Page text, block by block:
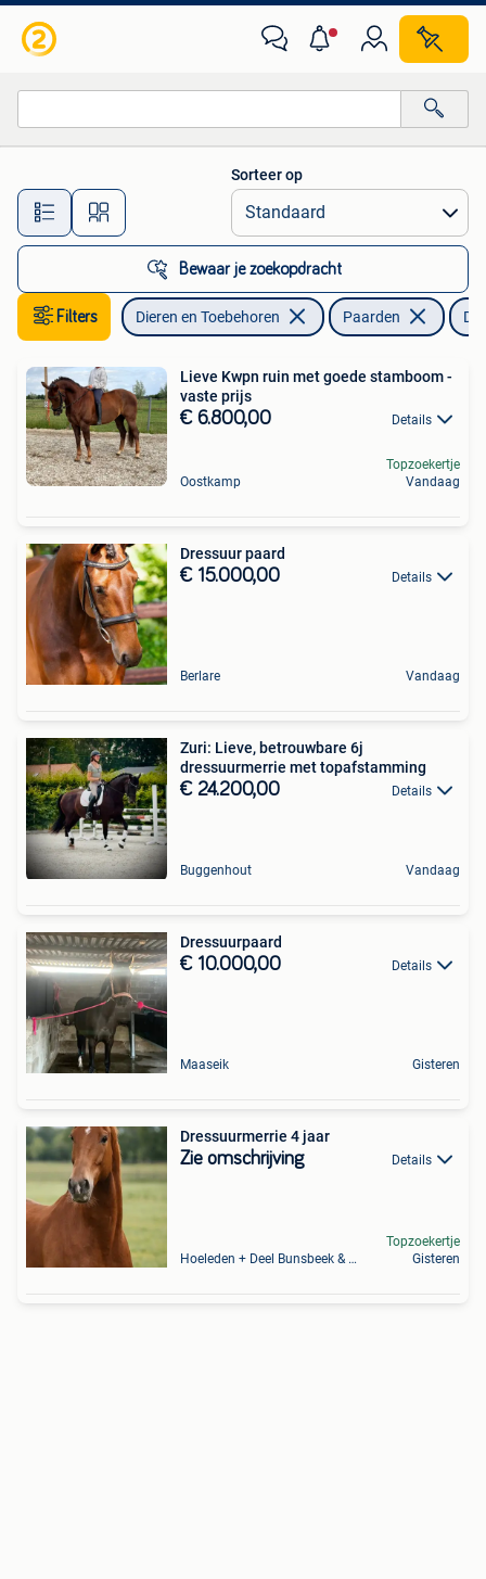
Alle afstanden…
Sorteer op
Bewaar je zoekopdracht
Filters Dieren en Toebehoren Paarden
Lieve Kwpn ruin met goede stamboom -
vaste prijs
€ 6.800,00 Details
Oostkamp
Topzoekertje
Vandaag
Dressuur paard
€ 15.000,00 Details
Berlare Vandaag
Zuri: Lieve, betrouwbare 6j
dressuurmerrie met topafstamming
€ 24.200,00 Details
Buggenhout Vandaag
Dressuurpaard
€ 10.000,00 Details
Maaseik Gisteren
Dressuurmerrie 4 jaar
Zie omschrijving Details
Hoeleden + Deel Bunsbeek & Sint-Magriete-Houtem
Topzoekertje
Gisteren